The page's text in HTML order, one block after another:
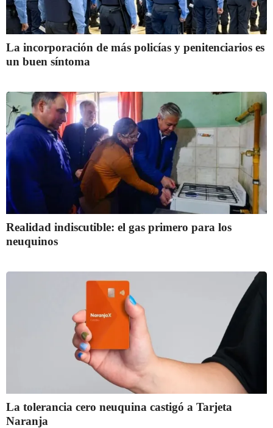
La incorporación de más policías y penitenciarios es
un buen síntoma
Realidad indiscutible: el gas primero para los
neuquinos
La tolerancia cero neuquina castigó a Tarjeta
Naranja